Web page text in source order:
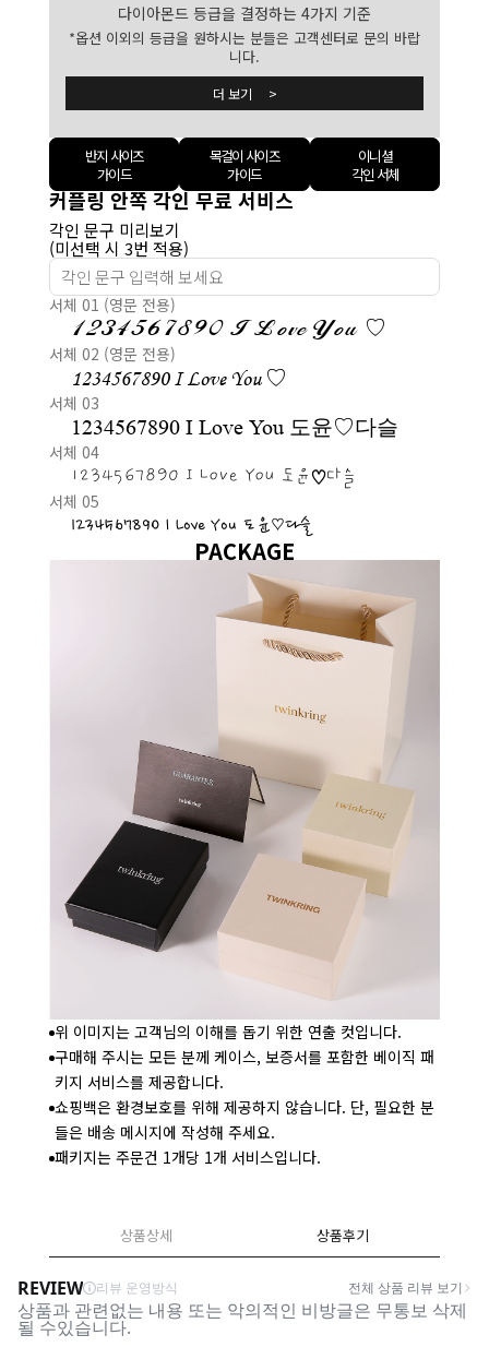
다이아몬드 등급을 결정하는 4가지 기준
*옵션 이외의 등급을 원하시는 분들은 고객센터로 문의 바랍
니다.
더 보기 >
반지 사이즈
가이드
목걸이 사이즈
가이드
이니셜
각인 서체
커플링 안쪽 각인 무료 서비스
각인 문구 미리보기
(미선택 시 3번 적용)
서체 01 (영문 전용)
1234567890 I Love You ♡
서체 02 (영문 전용)
1234567890 I Love You ♡
서체 03
1234567890 I Love You 도윤♡다슬
서체 04
1234567890 I Love You 도윤♡다슬
서체 05
1234567890 I Love You 도윤♡다슬
PACKAGE
위 이미지는 고객님의 이해를 돕기 위한 연출 컷입니다.
구매해 주시는 모든 분께 케이스, 보증서를 포함한 베이직 패
키지 서비스를 제공합니다.
쇼핑백은 환경보호를 위해 제공하지 않습니다. 단, 필요한 분
들은 배송 메시지에 작성해 주세요.
패키지는 주문건 1개당 1개 서비스입니다.
상품상세 상품후기